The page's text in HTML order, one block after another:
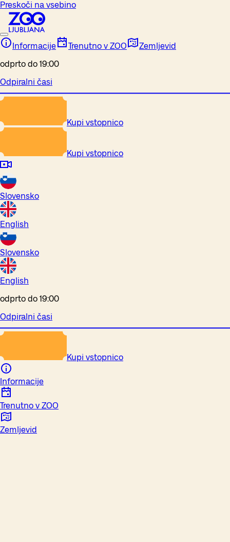
Preskoči na vsebino
Informacije Trenutno v ZOO
Zemljevid
odprto do 19:00
Odpiralni časi
Kupi vstopnico
Kupi vstopnico
Slovensko
English
Slovensko
English
odprto do 19:00
Odpiralni časi
Kupi vstopnico
Informacije
Trenutno v ZOO
Zemljevid